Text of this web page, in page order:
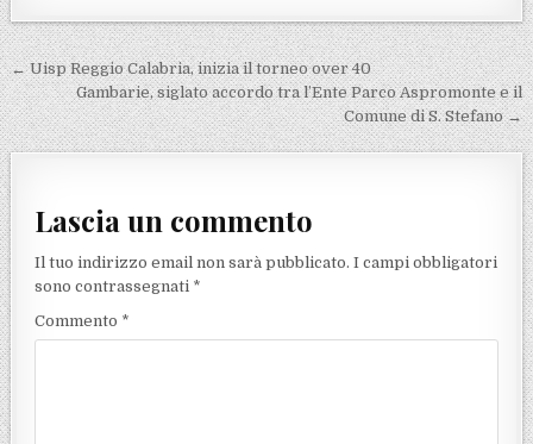
Navigazione articoli
← Uisp Reggio Calabria, inizia il torneo over 40
Gambarie, siglato accordo tra l’Ente Parco Aspromonte e il
Comune di S. Stefano →
Lascia un commento
Il tuo indirizzo email non sarà pubblicato. I campi obbligatori
sono contrassegnati *
Commento *